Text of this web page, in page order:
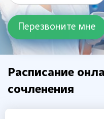
Расписание
сочленения